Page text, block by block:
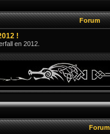
Forum
!
en 2012.